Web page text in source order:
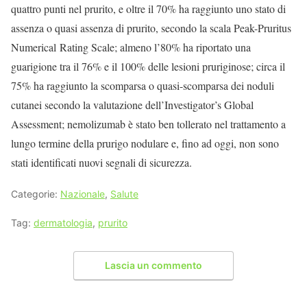
quattro punti nel prurito, e oltre il 70% ha raggiunto uno stato di
assenza o quasi assenza di prurito, secondo la scala Peak-Pruritus
Numerical Rating Scale; almeno l’80% ha riportato una
guarigione tra il 76% e il 100% delle lesioni pruriginose; circa il
75% ha raggiunto la scomparsa o quasi-scomparsa dei noduli
cutanei secondo la valutazione dell’Investigator’s Global
Assessment; nemolizumab è stato ben tollerato nel trattamento a
lungo termine della prurigo nodulare e, fino ad oggi, non sono
stati identificati nuovi segnali di sicurezza.
Categorie: Nazionale, Salute
Tag: dermatologia, prurito
Lascia un commento